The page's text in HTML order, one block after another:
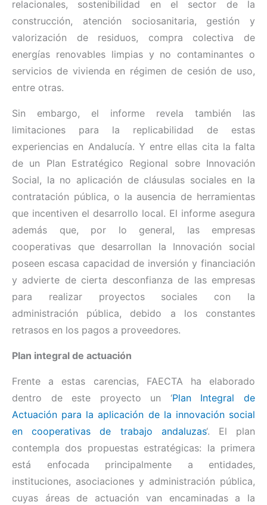
relacionales, sostenibilidad en el sector de la
construcción, atención sociosanitaria, gestión y
valorización de residuos, compra colectiva de
energías renovables limpias y no contaminantes o
servicios de vivienda en régimen de cesión de uso,
entre otras.
Sin embargo, el informe revela también las
limitaciones para la replicabilidad de estas
experiencias en Andalucía. Y entre ellas cita la falta
de un Plan Estratégico Regional sobre Innovación
Social, la no aplicación de cláusulas sociales en la
contratación pública, o la ausencia de herramientas
que incentiven el desarrollo local. El informe asegura
además que, por lo general, las empresas
cooperativas que desarrollan la Innovación social
poseen escasa capacidad de inversión y financiación
y advierte de cierta desconfianza de las empresas
para realizar proyectos sociales con la
administración pública, debido a los constantes
retrasos en los pagos a proveedores.
Plan integral de actuación
Frente a estas carencias, FAECTA ha elaborado
dentro de este proyecto un ‘Plan Integral de
Actuación para la aplicación de la innovación social
en cooperativas de trabajo andaluzas‘. El plan
contempla dos propuestas estratégicas: la primera
está enfocada principalmente a entidades,
instituciones, asociaciones y administración pública,
cuyas áreas de actuación van encaminadas a la